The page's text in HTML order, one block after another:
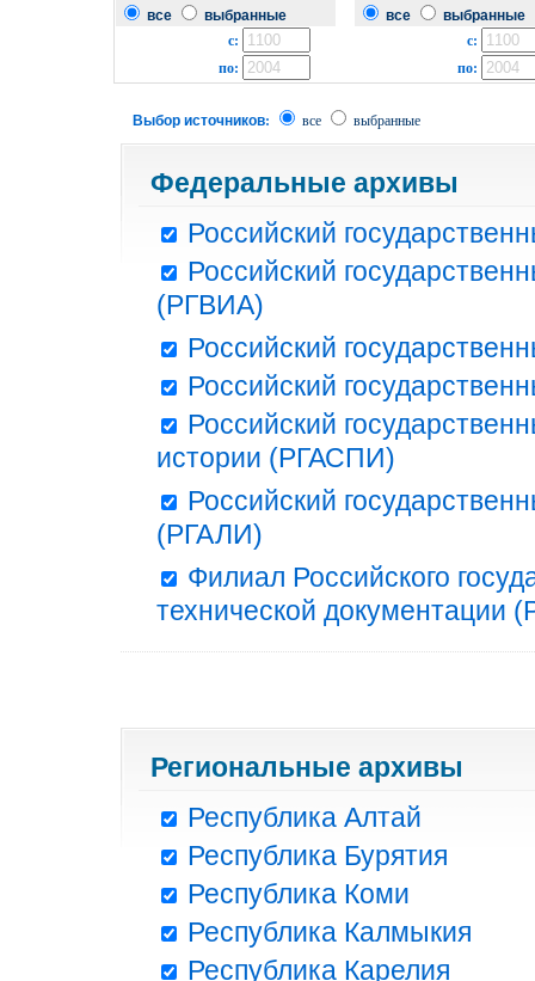
все
выбранные все выбранные
с:
с:
по:
по:
Выбор источников: все выбранные
Федеральные архивы
Российский
Российский
(РГВИА)
Российский
Российский
Российский
истории (РГАСПИ)
Российский
(РГАЛИ)
Филиал Российского
технической документации
Региональные архивы
Республика Алтай
Республика Бурятия
Республика Коми
Республика Калмыкия
Республика Карелия